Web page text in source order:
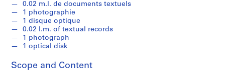
:
C
o
r
s
0.02 m.l. de documents textuels
1 photographie
1 disque optique
0.02 l.m. of textual records
1 photograph
1 optical disk
Scope and Content